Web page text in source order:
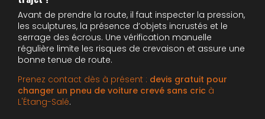
Avant de prendre la route, il faut inspecter la pression,
les sculptures, la présence d’objets incrustés et le
serrage des écrous. Une vérification manuelle
régulière limite les risques de crevaison et assure une
bonne tenue de route.
Prenez contact dès à présent : devis gratuit pour
changer un pneu de voiture crevé sans cric à
L'Étang-Salé.